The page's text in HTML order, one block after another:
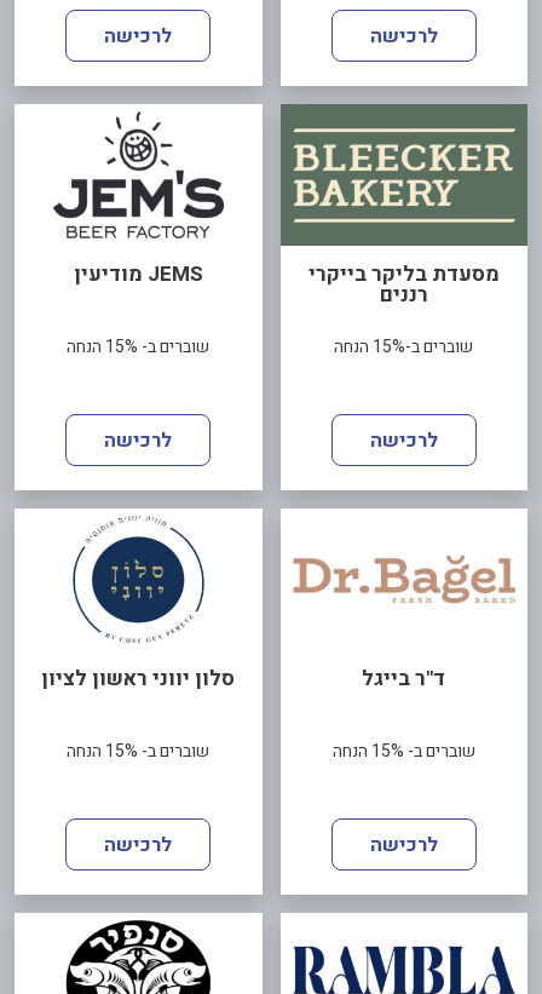
לרכישה לרכישה
מסעדת בליקר בייקרי
רננים
שוברים ב-15% הנחה
לרכישה
JEMS מודיעין
שוברים ב- 15% הנחה
לרכישה
ד"ר בייגל
שוברים ב- 15% הנחה
לרכישה
סלון יווני ראשון לציון
שוברים ב- 15% הנחה
לרכישה